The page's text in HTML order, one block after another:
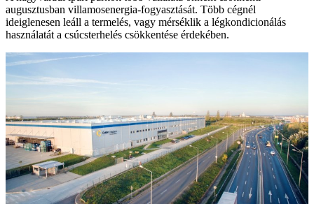
augusztusban villamosenergia-fogyasztását. Több cégnél
ideiglenesen leáll a termelés, vagy mérséklik a légkondicionálás
használatát a csúcsterhelés csökkentése érdekében.